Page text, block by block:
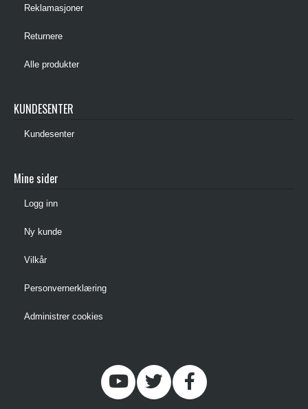
Reklamasjoner
Returnere
Alle produkter
KUNDESENTER
Kundesenter
Mine sider
Logg inn
Ny kunde
Vilkår
Personvernerklæring
Administrer cookies